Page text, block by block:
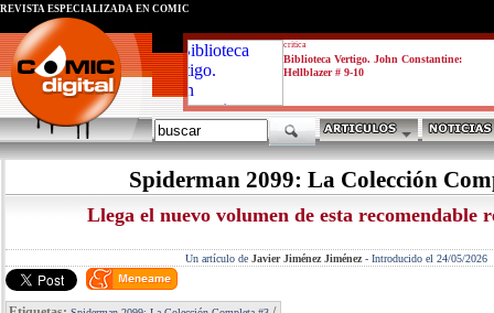
critica
Biblioteca Vertigo. John Constantine:
Hellblazer # 9-10
REVISTA ESPECIALIZADA EN CÓMIC
Spiderman 2099: La Colección
Llega el nuevo volumen de esta recomendable
Un artículo de Javier Jiménez Jiménez- Introducido el 24/05/2026